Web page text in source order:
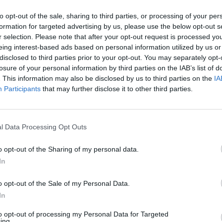
opt-out of the sale, sharing to third parties, or processing of your
for targeted advertising by us, please use the below opt-out
selection. Please note that after your opt-out request is processed
interest-based ads based on personal information utilized by us
to third parties prior to your opt-out. You may separately
of your personal information by third parties on the IAB’s list of
This information may also be disclosed by us to third parties on the
Participants that may further disclose it to other third parties.
Data Processing Opt Outs
opt-out of the Sharing of my personal data.
opt-out of the Sale of my Personal Data.
opt-out of processing my Personal Data for Targeted
κατά 50 με 60% είναι η φετινή παραγωγή ελαιόλαδου
2024 10:40
80 ξενοδοχεία και τουριστικά
- Τα 21 σε Αρκαδία και Καλάβρυτα
τους οι τουριστικές μονάδες προς πώληση
επιχειρήσεις